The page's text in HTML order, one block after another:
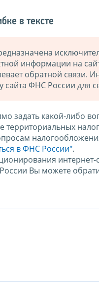
в тексте
информации на
обратной связи.
сайта ФНС России для
задать какой-либо
территориальных
в ФНС России".
Вы можете